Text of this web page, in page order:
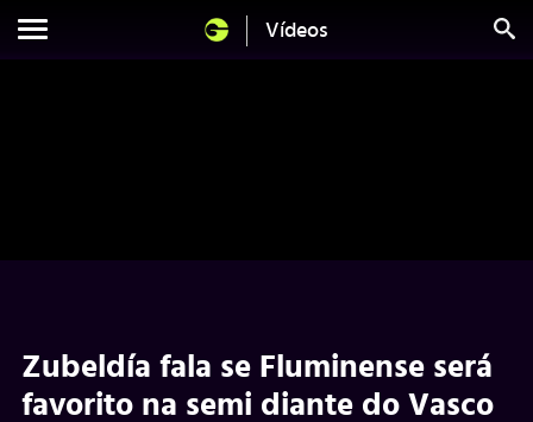
Vídeos
Zubeldía fala se Fluminense será
favorito na semi diante do Vasco